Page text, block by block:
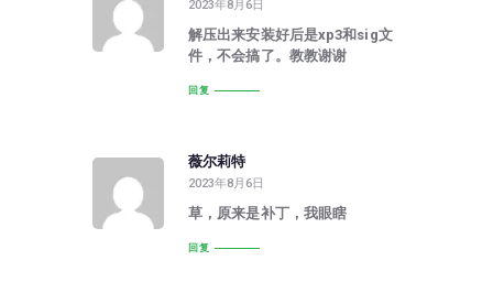
2023年8月6日
解压出来安装好后是xp3和sig文
件，不会搞了。教教谢谢
回复
薇尔莉特
2023年8月6日
草，原来是补丁，我眼瞎
回复